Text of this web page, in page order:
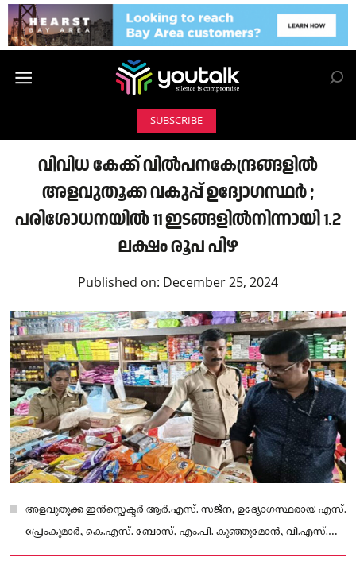
SUBSCRIBE
വിവിധ കേക്ക് വിൽപനകേന്ദ്രങ്ങളിൽ
അളവുതൂക്ക വകുപ്പ് ഉദ്യോഗസ്ഥർ ;
പരിശോധനയിൽ 11 ഇടങ്ങളിൽനിന്നായി 1.2
ലക്ഷം രൂപ പിഴ
Published on: December 25, 2024
അളവുതൂക്ക ഇൻസ്പെക്ടർ ആർ.എസ്. സജ്ന, ഉദ്യോഗസ്ഥരായ എസ്.
പ്രേംകുമാർ, കെ.എസ്. ബോസ്, എം.പി. കുഞ്ഞുമോൻ, വി.എസ്.
സുനിൽകുമാർ എന്നിവർ പരിശോധനക്ക് നേതൃത്വം നൽകി.